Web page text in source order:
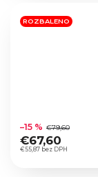
hviezdičiek.
ROZBALENO
hodnotenie
produktu
je
€55,87 bez DPH
–15 % €79,60
€67,60